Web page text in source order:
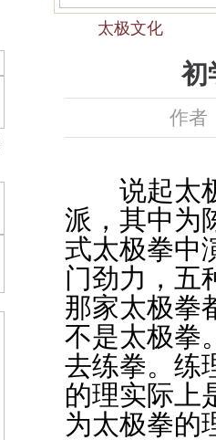
太极文化
初
作
说起太极
派，其中为
式太极拳中
门劲力，五
那家太极拳
不是太极拳
去练拳。练
的理实际上
为太极拳的